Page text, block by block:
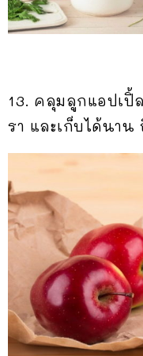
13. คลุมลูกแอปเปิ้
รา และเก็บได้นาน